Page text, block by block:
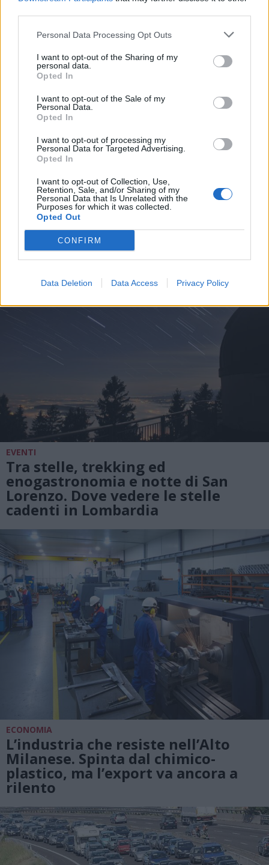
Personal Data Processing Opt Outs
I want to opt-out of the Sharing of my
personal data.
Opted In
I want to opt-out of the Sale of my
Personal Data.
Opted In
I want to opt-out of processing my
Personal Data for Targeted Advertising.
Opted In
I want to opt-out of Collection, Use,
Retention, Sale, and/or Sharing of my
Personal Data that Is Unrelated with the
Purposes for which it was collected.
Opted Out
CONFIRM
Data Deletion Data Access Privacy Policy
70 anni fa la tragedia di Marcinelle.
Anche Fratelli d’Italia Cerro
Maggiore alle commemorazioni in
Belgio
EVENTI
Tra stelle, trekking ed
enogastronomia e notte di San
Lorenzo. Dove vedere le stelle
cadenti in Lombardia
ECONOMIA
L’industria che resiste nell’Alto
Milanese. Spinta dal chimico-
plastico, ma l’export va ancora a
rilento